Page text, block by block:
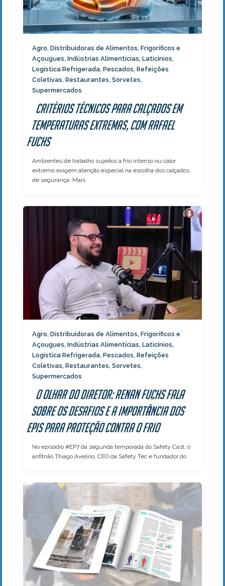
Agro, Distribuidoras de Alimentos, Frigoríficos e
Açougues, Indústrias Alimentícias, Laticínios,
Logística Refrigerada, Pescados, Refeições
Coletivas, Restaurantes, Sorvetes,
Supermercados
Critérios técnicos para calçados em
temperaturas extremas, com Rafael
Fuchs
Ambientes de trabalho sujeitos a frio intenso ou calor
extremo exigem atenção especial na escolha dos calçados
de segurança. Mais
Agro, Distribuidoras de Alimentos, Frigoríficos e
Açougues, Indústrias Alimentícias, Laticínios,
Logística Refrigerada, Pescados, Refeições
Coletivas, Restaurantes, Sorvetes,
Supermercados
O olhar do Diretor: Renan Fuchs fala
sobre os desafios e a importância dos
EPIs para proteção contra o frio
No episódio #EP7 da segunda temporada do Safety Cast, o
anfitrião Thiago Avelino, CEO da Safety Tec e fundador do